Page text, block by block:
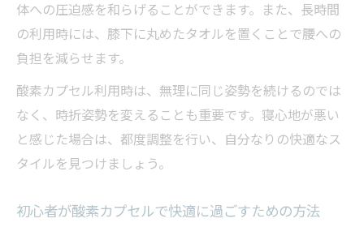
体への圧迫感を和らげることができます。また、長時間
の利用時には、膝下に丸めたタオルを置くことで腰への
負担を減らせます。
酸素カプセル利用時は、無理に同じ姿勢を続けるのでは
なく、時折姿勢を変えることも重要です。寝心地が悪い
と感じた場合は、都度調整を行い、自分なりの快適なス
タイルを見つけましょう。
初心者が酸素カプセルで快適に過ごすための方法